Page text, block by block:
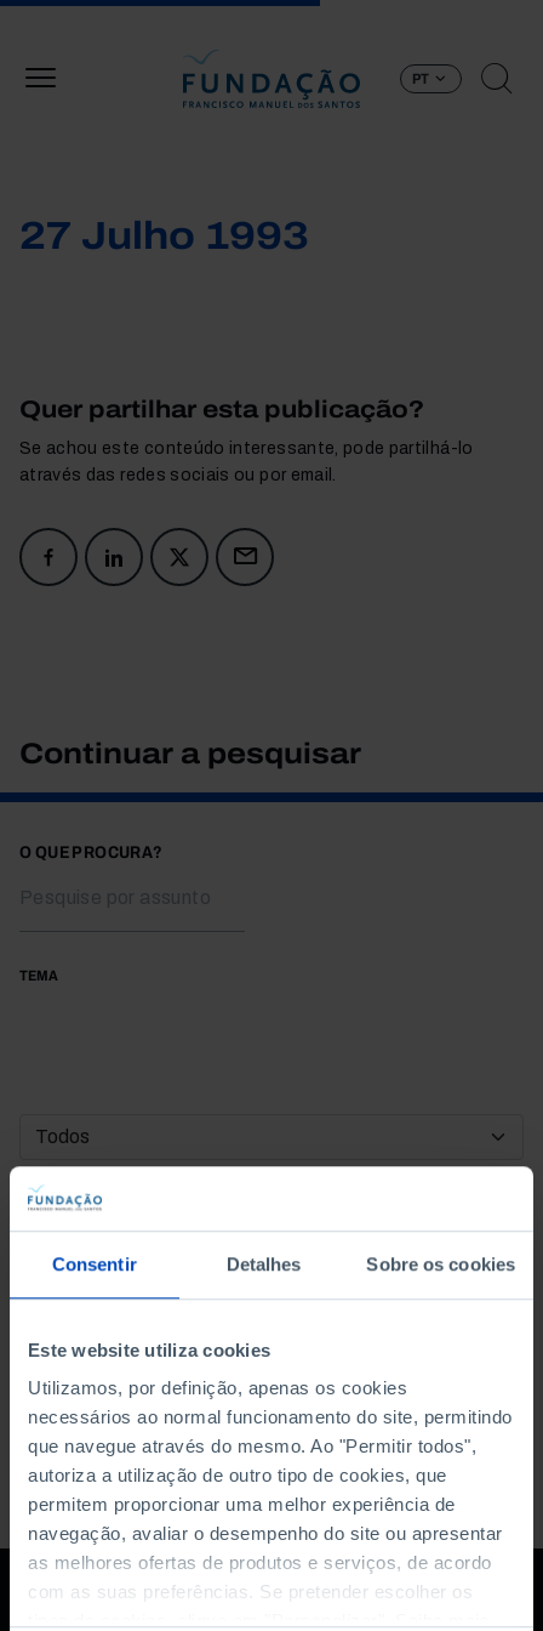
Consentir Detalhes Sobre os cookies
Este website utiliza cookies
Utilizamos, por definição, apenas os cookies
necessários ao normal funcionamento do site, permitindo
que navegue através do mesmo. Ao "Permitir todos",
autoriza a utilização de outro tipo de cookies, que
permitem proporcionar uma melhor experiência de
navegação, avaliar o desempenho do site ou apresentar
as melhores ofertas de produtos e serviços, de acordo
com as suas preferências. Se pretender escolher os
PT
27 Julho 1993
Quer partilhar esta publicação?
Se achou este conteúdo interessante, pode partilhá-lo
através das redes sociais ou por email.
Continuar a pesquisar
O QUE PROCURA?
TEMA
DATA DE INÍCIO
DATA DE FIM